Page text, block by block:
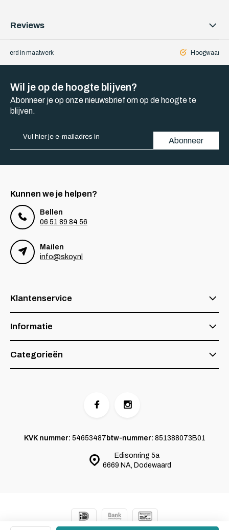
Reviews
in maatwerk
Wil je op de hoogte blijven?
Abonneer je op onze nieuwsbrief om op de hoogte te
blijven.
Abonneer
Kunnen we je helpen?
Bellen
06 51 89 84 56
Mailen
info@skoy.nl
Klantenservice
Informatie
Categorieën
Edisonring 5a
6669 NA, Dodewaard
KVK nummer: 54653487 btw-nummer: 851388073B01